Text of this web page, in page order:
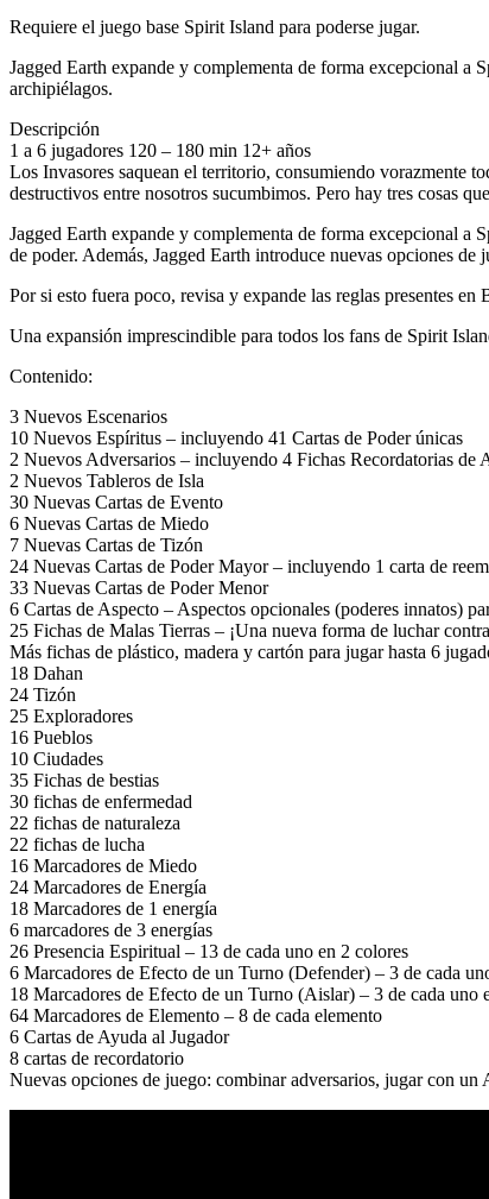
Requiere el juego base Spirit Island para poderse jugar.
Jagged Earth expande y complementa de forma excepcional a
archipiélagos.
Descripción
1 a 6 jugadores 120 – 180 min 12+ años
Los Invasores saquean el territorio, consumiendo vorazmente
destructivos entre nosotros sucumbimos. Pero hay tres cosas
Jagged Earth expande y complementa de forma excepcional a
de poder. Además, Jagged Earth introduce nuevas opciones
Por si esto fuera poco, revisa y expande las reglas presentes
Una expansión imprescindible para todos los fans de Spirit
Contenido:
3 Nuevos Escenarios
10 Nuevos Espíritus – incluyendo 41 Cartas de Poder únicas
2 Nuevos Adversarios – incluyendo 4 Fichas Recordatorias de
2 Nuevos Tableros de Isla
30 Nuevas Cartas de Evento
6 Nuevas Cartas de Miedo
7 Nuevas Cartas de Tizón
24 Nuevas Cartas de Poder Mayor – incluyendo 1 carta de
33 Nuevas Cartas de Poder Menor
6 Cartas de Aspecto – Aspectos opcionales (poderes innatos)
25 Fichas de Malas Tierras – ¡Una nueva forma de luchar
Más fichas de plástico, madera y cartón para jugar hasta 6
18 Dahan
24 Tizón
25 Exploradores
16 Pueblos
10 Ciudades
35 Fichas de bestias
30 fichas de enfermedad
22 fichas de naturaleza
22 fichas de lucha
16 Marcadores de Miedo
24 Marcadores de Energía
18 Marcadores de 1 energía
6 marcadores de 3 energías
26 Presencia Espiritual – 13 de cada uno en 2 colores
6 Marcadores de Efecto de un Turno (Defender) – 3 de cada
18 Marcadores de Efecto de un Turno (Aislar) – 3 de cada uno
64 Marcadores de Elemento – 8 de cada elemento
6 Cartas de Ayuda al Jugador
8 cartas de recordatorio
Nuevas opciones de juego: combinar adversarios, jugar con